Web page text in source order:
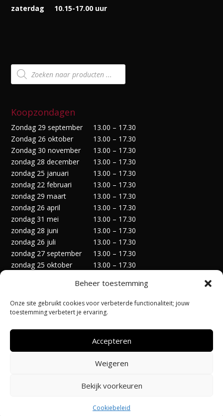
Beheer toestemming
Onze site gebruikt cookies voor verbeterde functionaliteit; jouw
toestemming verbetert je ervaring.
Accepteren
Weigeren
Bekijk voorkeuren
Cookiebeleid
zaterdag
10.15-17.00 uur
Producten
zoeken
Koopzondagen
Zondag 29 september
13.00 – 17.30
Zondag 26 oktober
13.00 – 17.30
Zondag 30 november
13.00 – 17.30
zondag 28 december
13.00 – 17.30
zondag 25 januari
13.00 – 17.30
zondag 22 februari
13.00 – 17.30
zondag 29 maart
13.00 – 17.30
zondag 26 april
13.00 – 17.30
zondag 31 mei
13.00 – 17.30
zondag 28 juni
13.00 – 17.30
zondag 26 juli
13.00 – 17.30
zondag 27 september
13.00 – 17.30
zondag 25 oktober
13.00 – 17.30
zondag 27 december
13.00 – 17.30
Privacyverklaring
Algemene Voorwaarden
Cookiebeleid (EU)
@Pi-Apps| Hosting door: